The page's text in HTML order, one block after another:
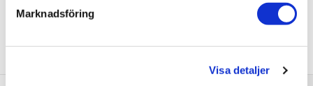
Marknadsföring
Visa detaljer
Tillbehör